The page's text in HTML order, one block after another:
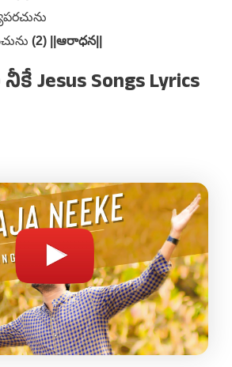
(2) ||ఆరాధన||
Songs Lyrics